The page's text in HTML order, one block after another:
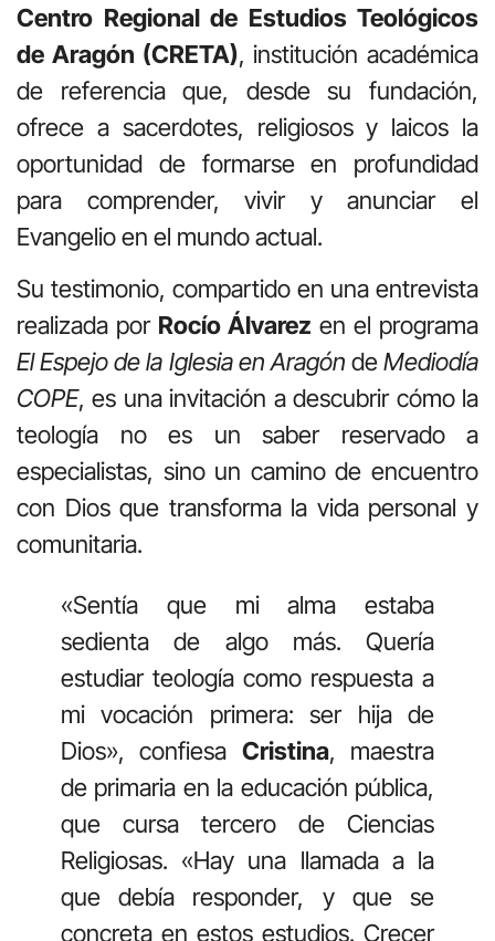
Centro Regional de Estudios Teológicos
de Aragón (CRETA), institución académica
de referencia que, desde su fundación,
ofrece a sacerdotes, religiosos y laicos la
oportunidad de formarse en profundidad
para comprender, vivir y anunciar el
Evangelio en el mundo actual.
Su testimonio, compartido en una entrevista
realizada por Rocío Álvarez en el programa
El Espejo de la Iglesia en Aragón deMediodía
COPE, es una invitación a descubrir cómo la
teología no es un saber reservado a
especialistas, sino un camino de encuentro
con Dios que transforma la vida personal y
comunitaria.
«Sentía que mi alma estaba
sedienta de algo más. Quería
estudiar teología como respuesta a
mi vocación primera: ser hija de
Dios», confiesa Cristina, maestra
de primaria en la educación pública,
que cursa tercero de Ciencias
Religiosas. «Hay una llamada a la
que debía responder, y que se
concreta en estos estudios. Crecer